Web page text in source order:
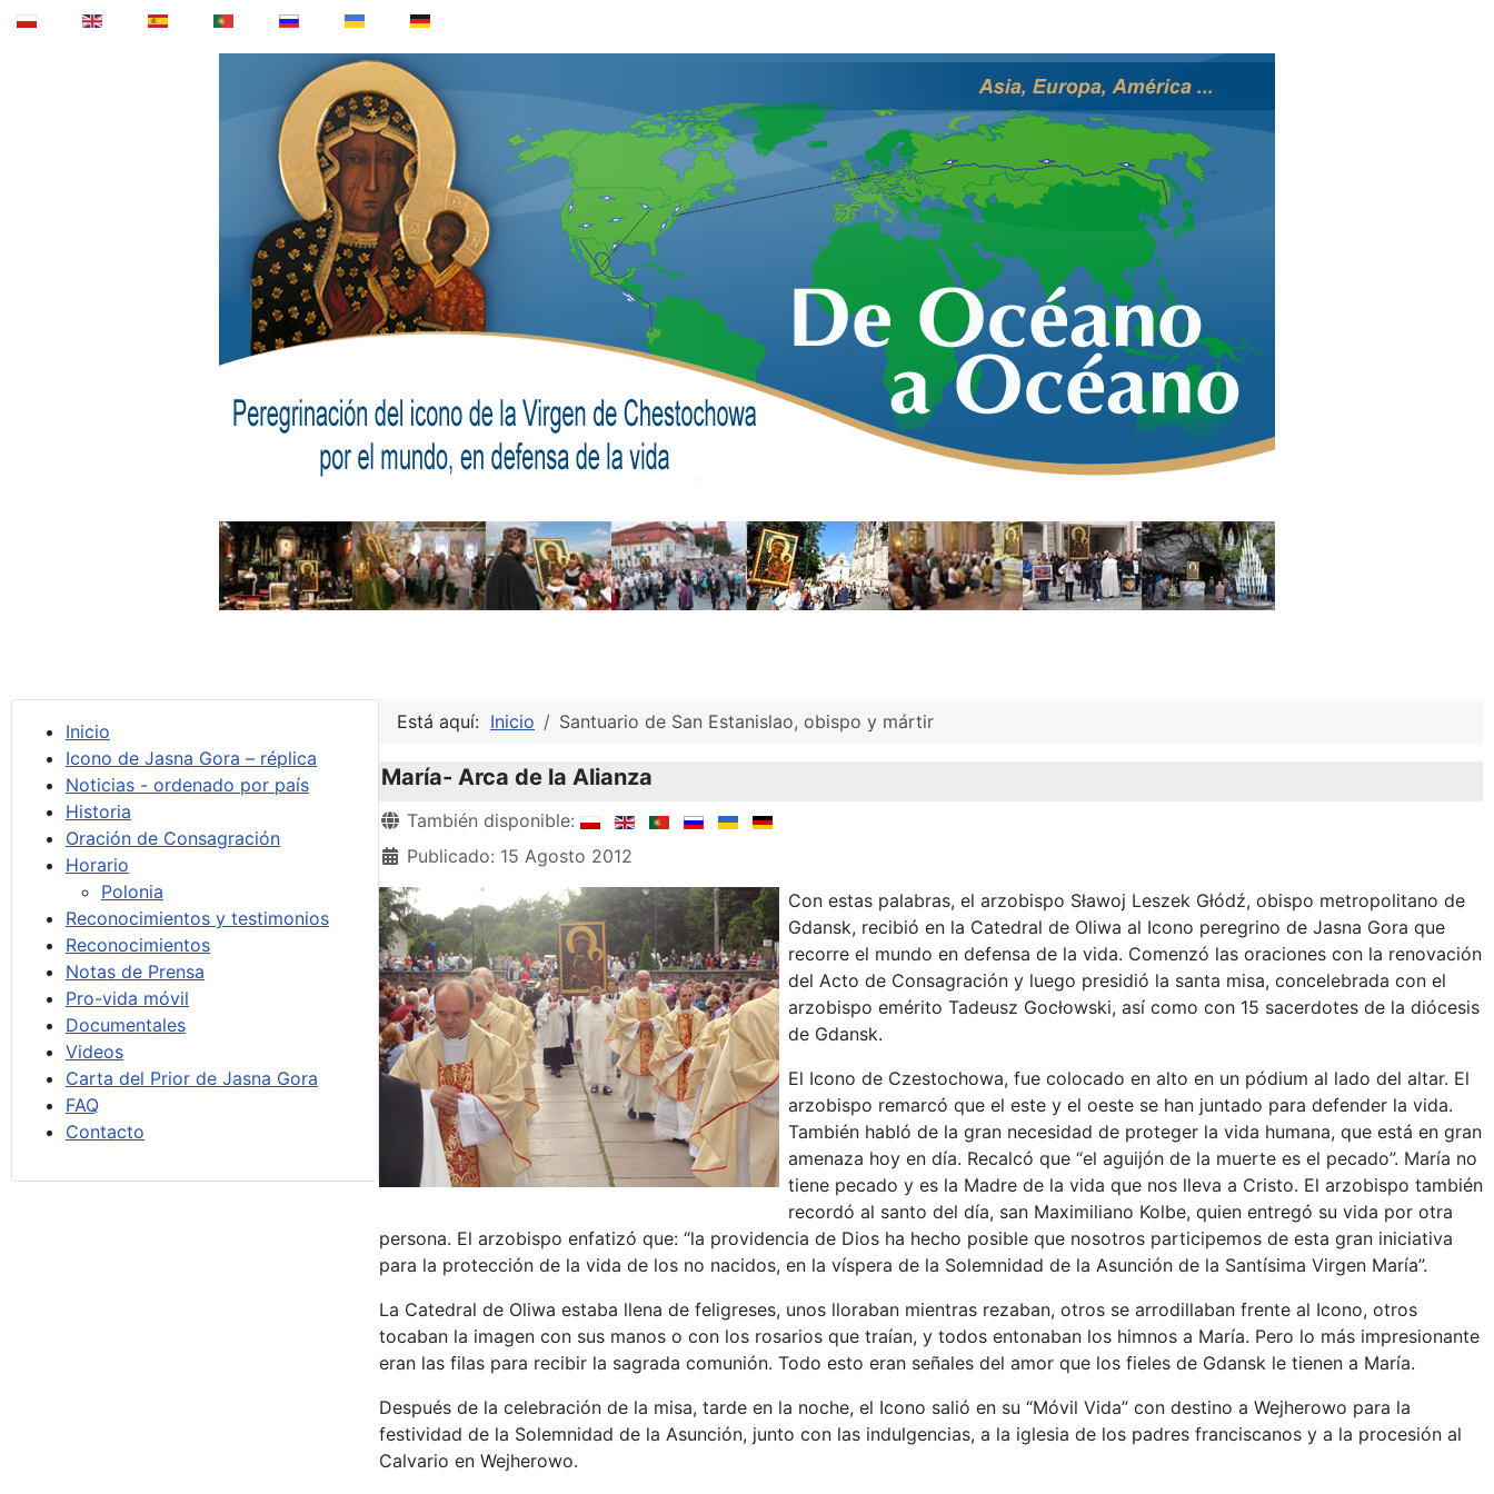
Inicio
Icono de Jasna Gora – réplica
Noticias - ordenado por país
Historia
Oración de Consagración
Horario
Polonia
Reconocimientos y testimonios
Reconocimientos
Notas de Prensa
Pro-vida móvil
Documentales
Videos
Carta del Prior de Jasna Gora
FAQ
Contacto
Está aquí: Inicio Santuario de San Estanislao, obispo y mártir
María- Arca de la Alianza
Detalles
También disponible:
Publicado: 15 Agosto 2012
Con estas palabras, el arzobispo Sławoj Leszek Głódź, obispo metropolitano de
Gdansk, recibió en la Catedral de Oliwa al Icono peregrino de Jasna Gora que
recorre el mundo en defensa de la vida. Comenzó las oraciones con la renovación
del Acto de Consagración y luego presidió la santa misa, concelebrada con el
arzobispo emérito Tadeusz Gocłowski, así como con 15 sacerdotes de la diócesis
de Gdansk.
El Icono de Czestochowa, fue colocado en alto en un pódium al lado del altar. El
arzobispo remarcó que el este y el oeste se han juntado para defender la vida.
También habló de la gran necesidad de proteger la vida humana, que está en gran
amenaza hoy en día. Recalcó que “el aguijón de la muerte es el pecado”. María no
tiene pecado y es la Madre de la vida que nos lleva a Cristo. El arzobispo también
recordó al santo del día, san Maximiliano Kolbe, quien entregó su vida por otra
persona. El arzobispo enfatizó que: “la providencia de Dios ha hecho posible que nosotros participemos de esta gran iniciativa
para la protección de la vida de los no nacidos, en la víspera de la Solemnidad de la Asunción de la Santísima Virgen María”.
La Catedral de Oliwa estaba llena de feligreses, unos lloraban mientras rezaban, otros se arrodillaban frente al Icono, otros
tocaban la imagen con sus manos o con los rosarios que traían, y todos entonaban los himnos a María. Pero lo más impresionante
eran las filas para recibir la sagrada comunión. Todo esto eran señales del amor que los fieles de Gdansk le tienen a María.
Después de la celebración de la misa, tarde en la noche, el Icono salió en su “Móvil Vida” con destino a Wejherowo para la
festividad de la Solemnidad de la Asunción, junto con las indulgencias, a la iglesia de los padres franciscanos y a la procesión al
Calvario en Wejherowo.